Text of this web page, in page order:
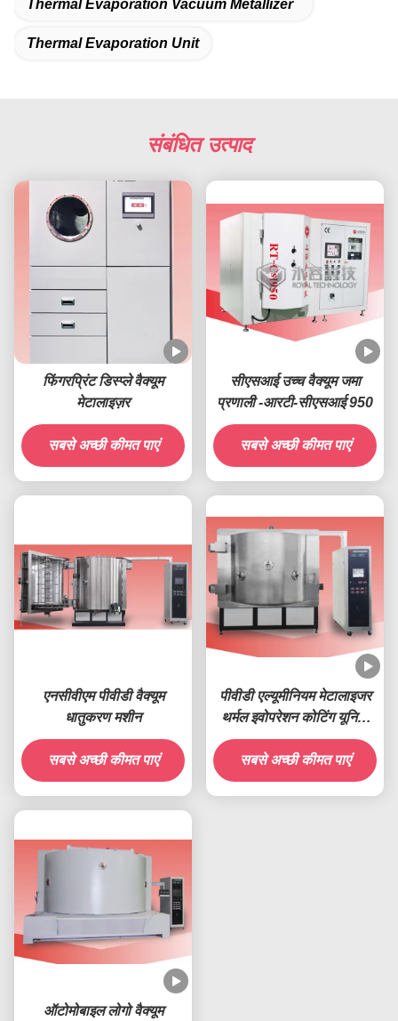
Thermal Evaporation Vacuum Metallizer
Thermal Evaporation Unit
संबंधित उत्पाद
फिंगरप्रिंट डिस्प्ले वैक्यूम
मेटालाइज़र
सबसे अच्छी कीमत पाएं
सीएसआई उच्च वैक्यूम जमा
प्रणाली -आरटी-सीएसआई 950
सबसे अच्छी कीमत पाएं
एनसीवीएम पीवीडी वैक्यूम
धातुकरण मशीन
सबसे अच्छी कीमत पाएं
पीवीडी एल्यूमीनियम मेटालाइजर
थर्मल इवोपरेशन कोटिंग यूनिट,
एक्रिलिक पीएमएमए कार लोगो
बोर्ड क्रोम मेटालाइजिंग सिस्टम
सबसे अच्छी कीमत पाएं
ऑटोमोबाइल लोगो वैक्यूम